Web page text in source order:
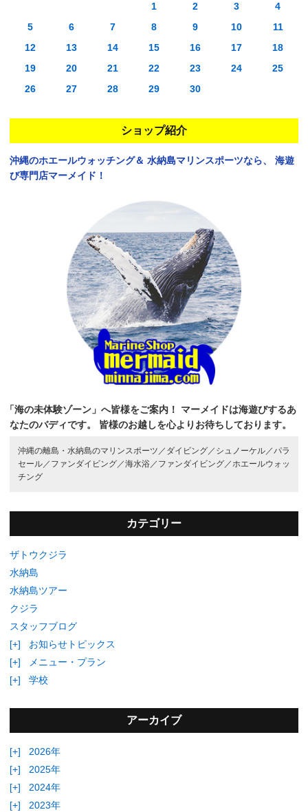
1
2 3
4
5
6 7 8 9 10
11
12
13 14 15 16 17
18
19
20 21 22 23 24
25
26
27 28 29 30
ショップ紹介
沖縄のホエールウォッチング＆ 水納島マリンスポーツなら、
海遊
び専門店マーメイド！
「海の未体験ゾーン」へ皆様をご案内！
マーメイドは海遊びするあ
なたのバディです。
皆様のお越しを心よりお待ちしております。
沖縄の離島・水納島のマリンスポーツ／ ダイビング／ シュノーケル／パラ
セール／ ファンダイビング／海水浴／ ファンダイビング／ホエールウォッ
チング
カテゴリー
ザトウクジラ
水納島
水納島ツアー
クジラ
スタッフブログ
[+]
お知らせトピックス
[+]
メニュー・プラン
[+]
学校
アーカイブ
[+]
2026年
[+]
2025年
[+]
2024年
[+]
2023年